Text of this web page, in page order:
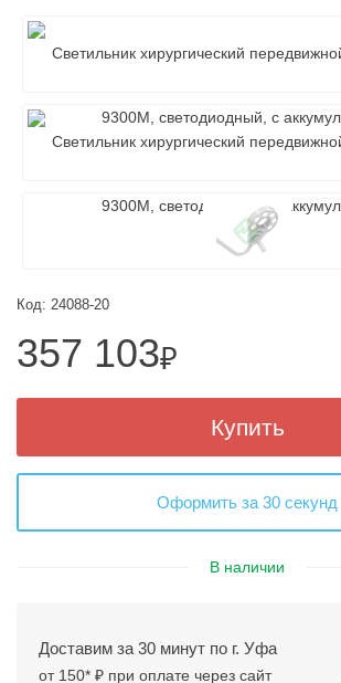
Код: 24088-20
357 103₽
Купить
Оформить за 30 секунд
В наличии
Доставим за 30 минут по г. Уфа
от 150* ₽ при оплате через сайт